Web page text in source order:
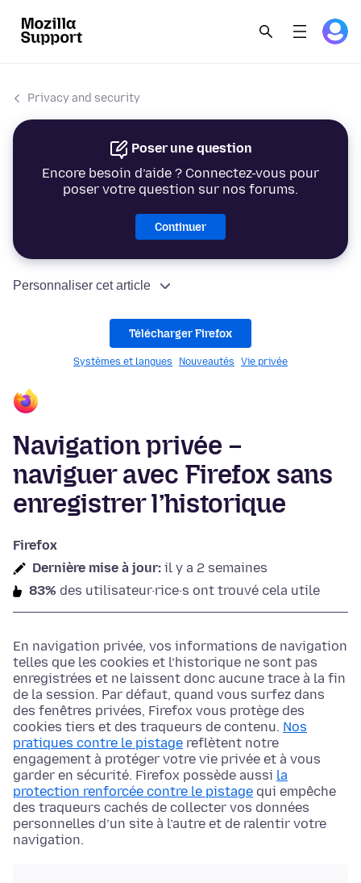
Privacy and security
Poser une question
Encore besoin d’aide ? Connectez-vous pour
poser votre question sur nos forums.
Continuer
Personnaliser cet article
Télécharger Firefox
Systèmes et langues Nouveautés Vie privée
Navigation privée –
naviguer avec Firefox sans
enregistrer l’historique
Firefox
Dernière mise à jour: il y a 2 semaines
83% des utilisateur·rice·s ont trouvé cela utile
En navigation privée, vos informations de navigation
telles que les cookies et l’historique ne sont pas
enregistrées et ne laissent donc aucune trace à la fin
de la session. Par défaut, quand vous surfez dans
des fenêtres privées, Firefox vous protège des
cookies tiers et des traqueurs de contenu. Nos
pratiques contre le pistage reflètent notre
engagement à protéger votre vie privée et à vous
garder en sécurité. Firefox possède aussi la
protection renforcée contre le pistage qui empêche
des traqueurs cachés de collecter vos données
personnelles d’un site à l’autre et de ralentir votre
navigation.